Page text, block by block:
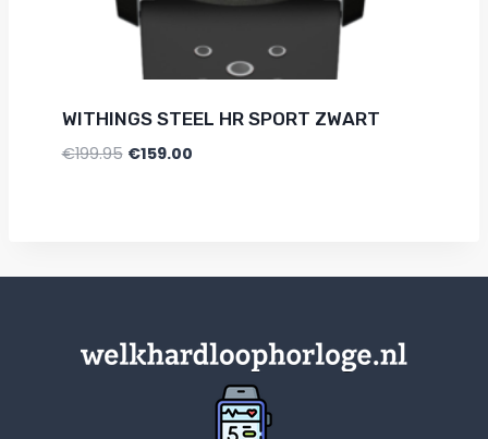
WITHINGS STEEL HR SPORT ZWART
€199.95 €159.00